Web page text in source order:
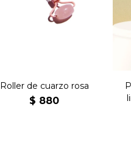
Roller de cuarzo rosa
$ 880